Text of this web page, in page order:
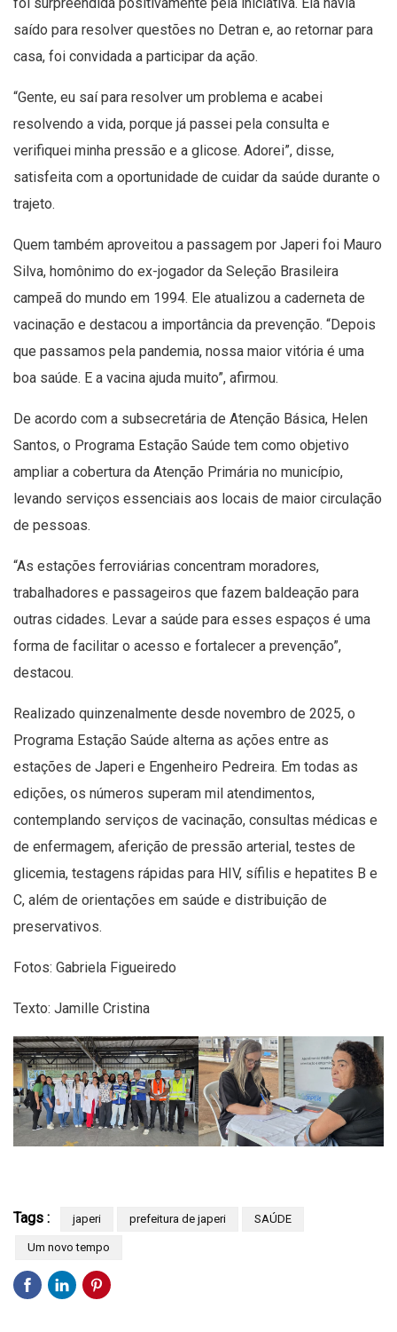
saído para resolver questões no Detran e, ao retornar para
casa, foi convidada a participar da ação.
“Gente, eu saí para resolver um problema e acabei
resolvendo a vida, porque já passei pela consulta e
verifiquei minha pressão e a glicose. Adorei”, disse,
satisfeita com a oportunidade de cuidar da saúde durante o
trajeto.
Quem também aproveitou a passagem por Japeri foi Mauro
Silva, homônimo do ex-jogador da Seleção Brasileira
campeã do mundo em 1994. Ele atualizou a caderneta de
vacinação e destacou a importância da prevenção. “Depois
que passamos pela pandemia, nossa maior vitória é uma
boa saúde. E a vacina ajuda muito”, afirmou.
De acordo com a subsecretária de Atenção Básica, Helen
Santos, o Programa Estação Saúde tem como objetivo
ampliar a cobertura da Atenção Primária no município,
levando serviços essenciais aos locais de maior circulação
de pessoas.
“As estações ferroviárias concentram moradores,
trabalhadores e passageiros que fazem baldeação para
outras cidades. Levar a saúde para esses espaços é uma
forma de facilitar o acesso e fortalecer a prevenção”,
destacou.
Realizado quinzenalmente desde novembro de 2025, o
Programa Estação Saúde alterna as ações entre as
estações de Japeri e Engenheiro Pedreira. Em todas as
edições, os números superam mil atendimentos,
contemplando serviços de vacinação, consultas médicas e
de enfermagem, aferição de pressão arterial, testes de
glicemia, testagens rápidas para HIV, sífilis e hepatites B e
C, além de orientações em saúde e distribuição de
preservativos.
Fotos: Gabriela Figueiredo
Texto: Jamille Cristina
Tags : japeri prefeitura de japeri SAÚDE
Um novo tempo